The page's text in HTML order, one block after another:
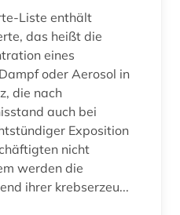
Liste enthält
das heißt die
eines
oder Aerosol in
die nach
auch bei
Exposition
nicht
werden die
ihrer krebserzeu...